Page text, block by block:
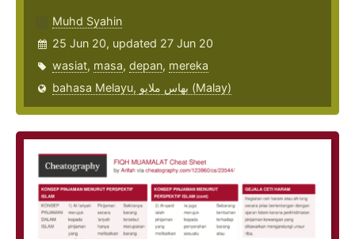
Muhd Syahin
25 Jun 20, updated 27 Jun 20
wasiat, masa, depan, mereka
bahasa Melayu, بهاس ملايو‎ (Malay)